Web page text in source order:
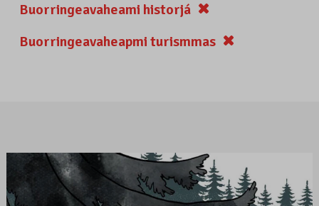
Buorringeavaheami historjá
Buorringeavaheapmi turismmas